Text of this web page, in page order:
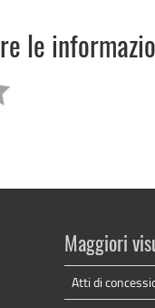
le
Maggiori
Atti di